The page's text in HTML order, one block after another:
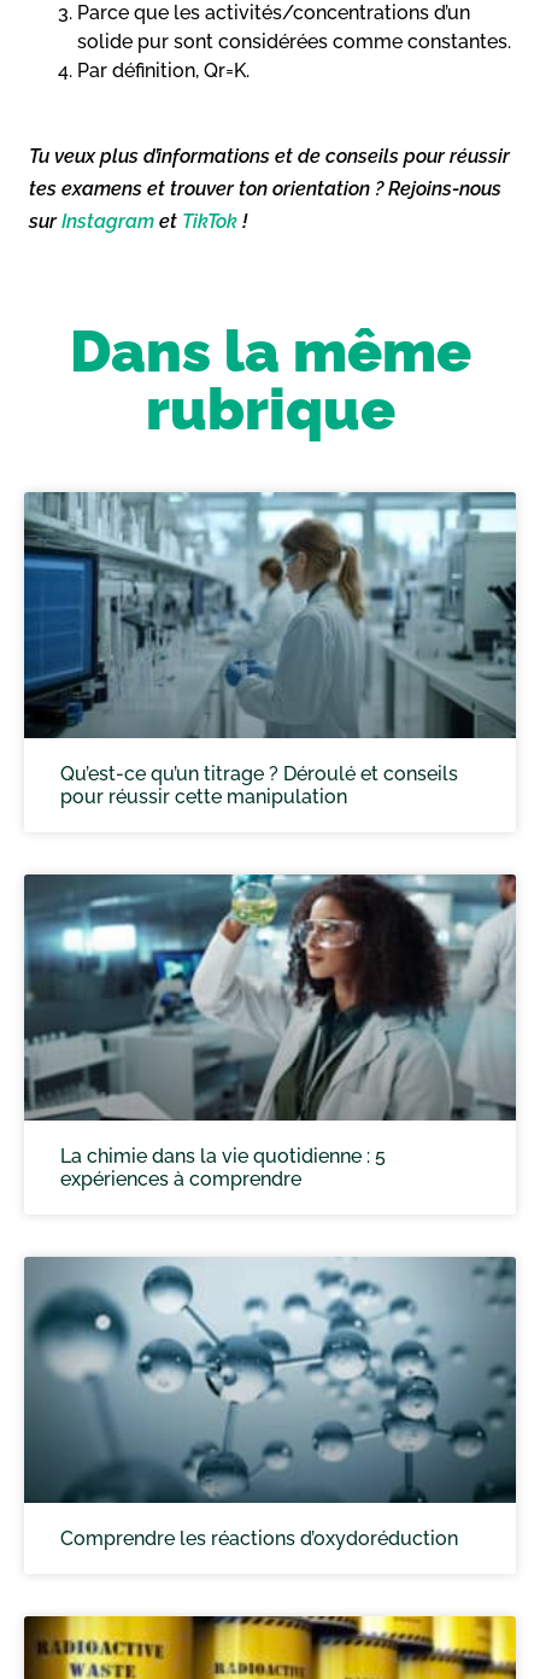
Parce que les activités/concentrations d’un
solide pur sont considérées comme constantes.
Par définition, Qr=K.
Tu veux plus d’informations et de conseils pour réussir
tes examens et trouver ton orientation ? Rejoins-nous
surInstagram et TikTok !
Dans la même
rubrique
Qu’est-ce qu’un titrage ? Déroulé et conseils
pour réussir cette manipulation
La chimie dans la vie quotidienne : 5
expériences à comprendre
Comprendre les réactions d’oxydoréduction